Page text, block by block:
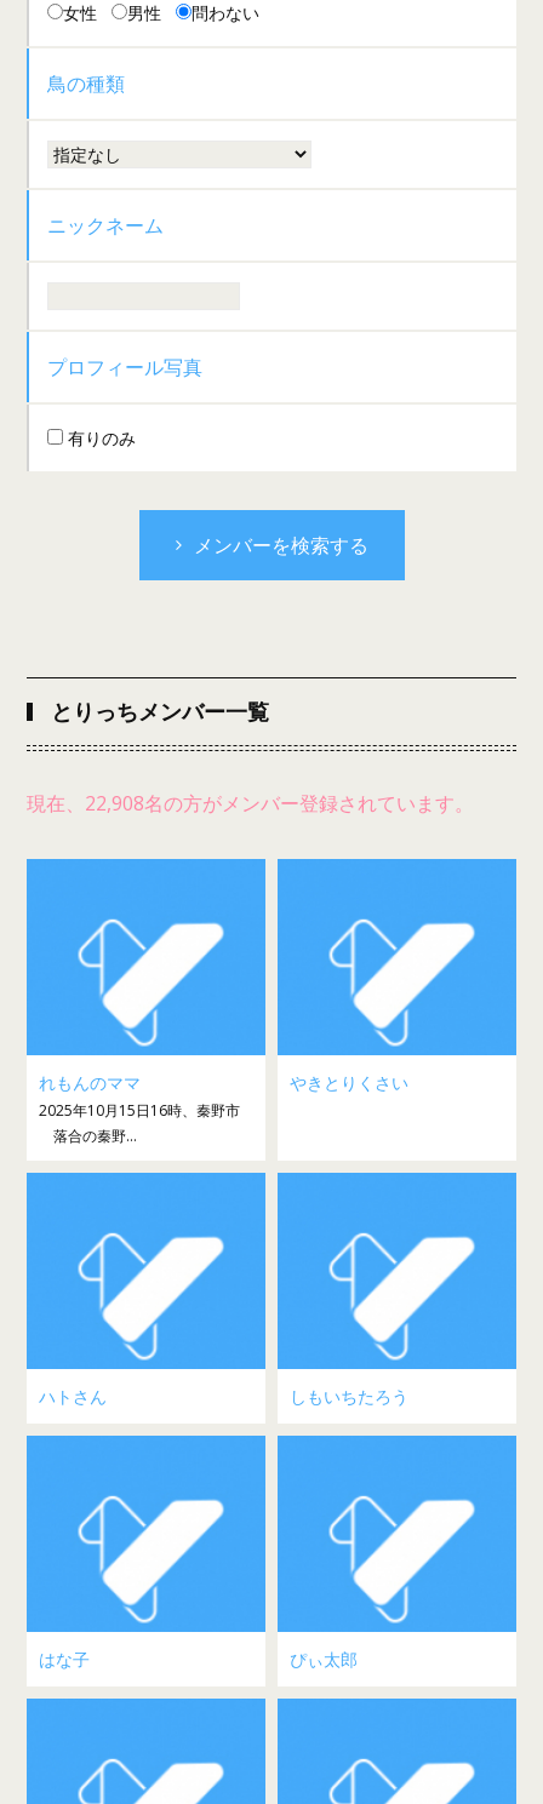
女性 男性 問わない
鳥の種類
ニックネーム
プロフィール写真
有りのみ
メンバーを検索する
とりっちメンバー一覧
現在、22,908名の方がメンバー登録されています。
れもんのママ
2025年10月15日16時、秦野市
落合の秦野...
やきとりくさい
ハトさん しもいちたろう
はな子 ぴぃ太郎